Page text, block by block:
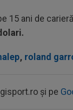
15 ani de
, roland
și pe